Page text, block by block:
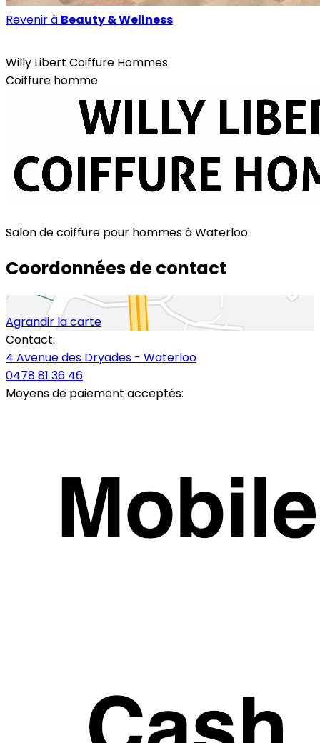
Revenir à Beauty & Wellness
Willy Libert Coiffure Hommes
Coiffure homme
Salon de coiffure pour hommes à Waterloo.
Coordonnées de contact
Agrandir la carte
Contact:
4 Avenue des Dryades - Waterloo
0478 81 36 46
Moyens de paiement acceptés: